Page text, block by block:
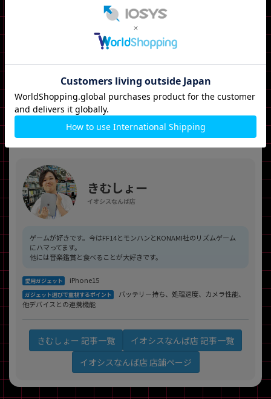
記事投稿時点での次期iPadOS「iPadOS26」ではノートPCのような使
い方がさらに便利になるとのことなので、さらにこの商品の価値が高ま
るかな〜と予想してます！
当店に入荷した際には是非ご購入を！🛍️
Combo Touch for iPad Air 在庫はこちら
※記事内の内容（仕様や価格など）は投稿日時点のものとなります。
きむしょー
イオシスなんば店
ゲームが好きです。今はFF14とモンハンとKONAMI社のリズムゲーム
にハマってます。
他には音楽鑑賞と食べることが大好きです。
愛用ガジェット iPhone15
ガジェット選びで重視するポイント バッテリー持ち、処理速度、カメラ性能、
他デバイスとの連携機能
きむしょー 記事一覧 イオシスなんば店 記事一覧
イオシスなんば店 店舗ページ